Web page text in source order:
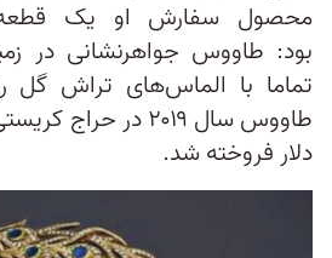
محصول سفارش او یک قطعه
بود: طاووس جواهرنشانی در
تماما با الماس‌های تراش گل
دلار فروخته شد.